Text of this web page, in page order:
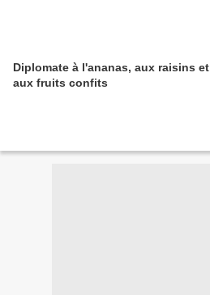
Diplomate à l'ananas, aux raisins et
aux fruits confits